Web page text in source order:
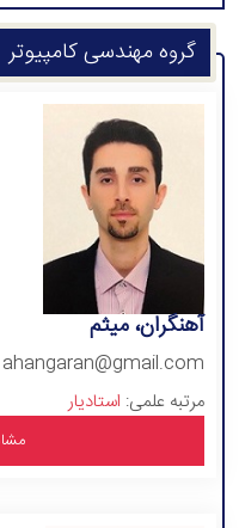
گروه مهندسی کامپیوتر
آهنگران، میثم
ahangaran@gmail.com
مرتبه علمی: استادیار